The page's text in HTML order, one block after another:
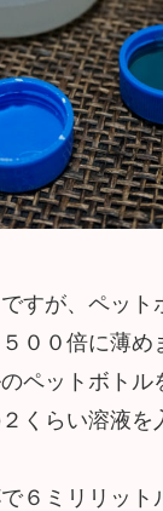
すが、ペット
００倍に薄め
ペットボトル
くらい溶液を
６ミリリット